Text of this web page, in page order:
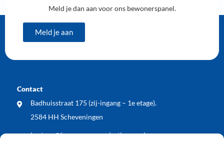
Meld je dan aan voor ons bewonerspanel.
Meld je aan
Contact
Badhuisstraat 175 (zij-ingang – 1e etage).
2584 HH Scheveningen
bestuur@bewonersorganisatiewos.nl